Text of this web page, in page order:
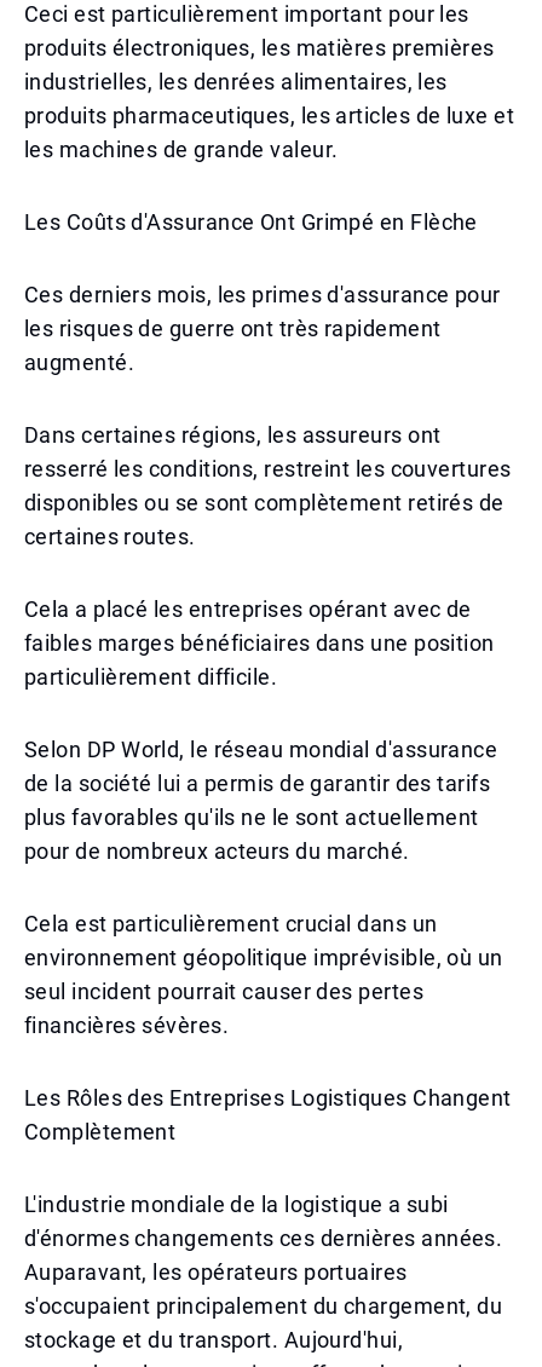
Ceci est particulièrement important pour les
produits électroniques, les matières premières
industrielles, les denrées alimentaires, les
produits pharmaceutiques, les articles de luxe et
les machines de grande valeur.
Les Coûts d'Assurance Ont Grimpé en Flèche
Ces derniers mois, les primes d'assurance pour
les risques de guerre ont très rapidement
augmenté.
Dans certaines régions, les assureurs ont
resserré les conditions, restreint les couvertures
disponibles ou se sont complètement retirés de
certaines routes.
Cela a placé les entreprises opérant avec de
faibles marges bénéficiaires dans une position
particulièrement difficile.
Selon DP World, le réseau mondial d'assurance
de la société lui a permis de garantir des tarifs
plus favorables qu'ils ne le sont actuellement
pour de nombreux acteurs du marché.
Cela est particulièrement crucial dans un
environnement géopolitique imprévisible, où un
seul incident pourrait causer des pertes
financières sévères.
Les Rôles des Entreprises Logistiques Changent
Complètement
L'industrie mondiale de la logistique a subi
d'énormes changements ces dernières années.
Auparavant, les opérateurs portuaires
s'occupaient principalement du chargement, du
stockage et du transport. Aujourd'hui,